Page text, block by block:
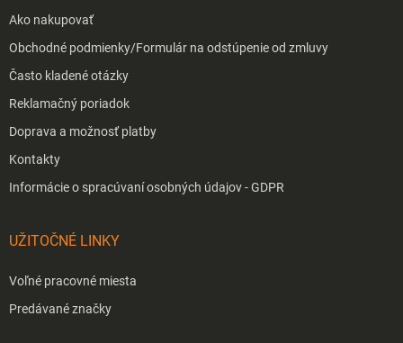
Ako nakupovať
Obchodné podmienky/Formulár na odstúpenie od zmluvy
Často kladené otázky
Reklamačný poriadok
Doprava a možnosť platby
Kontakty
Informácie o spracúvaní osobných údajov - GDPR
UŽITOČNÉ LINKY
Voľné pracovné miesta
Predávané značky